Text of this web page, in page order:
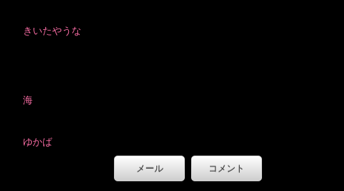
きいたやうな
海
ゆかば
メール コメント